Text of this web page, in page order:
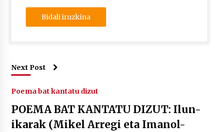
Next Post
Poema bat kantatu dizut
POEMA BAT KANTATU DIZUT: Ilun-
ikarak (Mikel Arregi eta Imanol-